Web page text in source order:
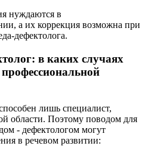
нуждаются в
а их коррекция возможна при
дефектолога.
в каких случаях
профессиональной
лишь специалист,
области. Поэтому поводом для
- дефектологом могут
в речевом развитии: